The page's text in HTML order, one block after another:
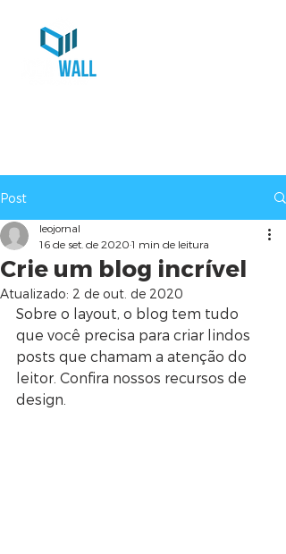
Post
Crie um blog incrível
leojornal
16 de set. de 2020 1 min de leitura
Atualizado: 2 de out. de 2020
Sobre o layout, o blog tem tudo
que você precisa para criar lindos
posts que chamam a atenção do
leitor. Confira nossos recursos de
design.